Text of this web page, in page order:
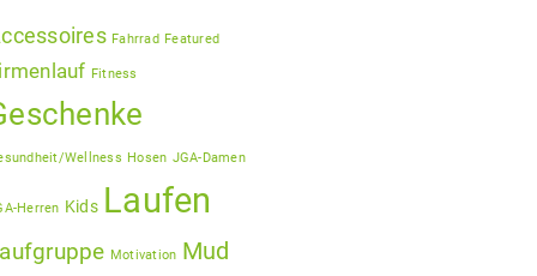
Fahrrad Featured
Fitness
Wellness Hosen JGA-Damen
Herren Kids Laufen
Motivation Mud